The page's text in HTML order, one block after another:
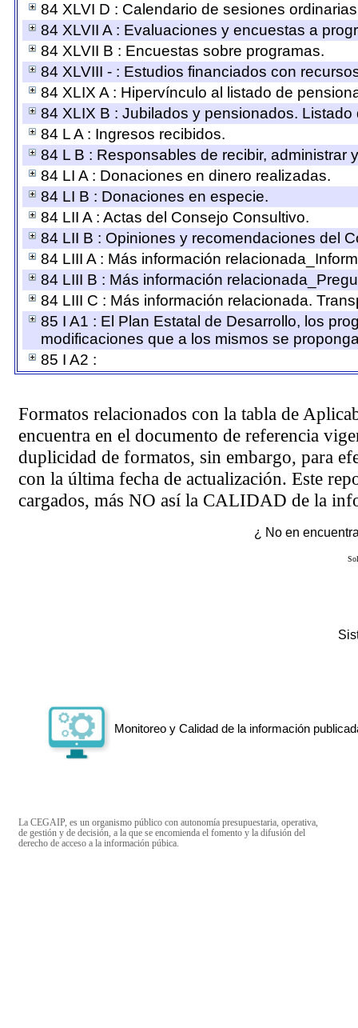
84 XLVI D : Calendario de sesiones
84 XLVII A : Evaluaciones y encuestas a
84 XLVII B : Encuestas sobre programas.
84 XLVIII - : Estudios financiados con
84 XLIX A : Hipervínculo al listado de
84 XLIX B : Jubilados y pensionados.
84 L A : Ingresos recibidos.
84 L B : Responsables de recibir, administrar
84 LI A : Donaciones en dinero realizadas.
84 LI B : Donaciones en especie.
84 LII A : Actas del Consejo Consultivo.
84 LII B : Opiniones y recomendaciones del
84 LIII A : Más información
84 LIII B : Más información
84 LIII C : Más información relacionada.
85 I A1 : El Plan Estatal de Desarrollo, los
modificaciones que a los mismos se
85 I A2 :
Formatos relacionados con la tabla de
encuentra en el documento de referencia
duplicidad de formatos, sin embargo, para
con la última fecha de actualización. Este
cargados, más NO así la CALIDAD de la
¿ No en
Monitoreo y Calidad de la información
La CEGAIP, es un organismo público con autonomía presupuestaria, operativa,
de gestión y de decisión, a la que se encomienda el fomento y la difusión del
derecho de acceso a la información púbica.